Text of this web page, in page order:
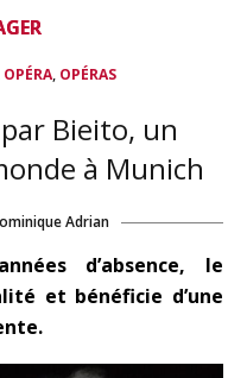
OPÉRA, OPÉRAS
Bieito, un
à Munich
Adrian
d’absence, le
et bénéficie d’une